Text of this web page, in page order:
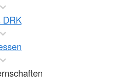
DRK